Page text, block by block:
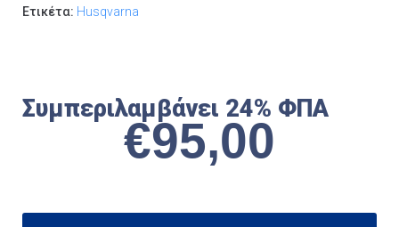
Ετικέτα: Husqvarna
Συμπεριλαμβάνει 24% ΦΠΑ
€95,00